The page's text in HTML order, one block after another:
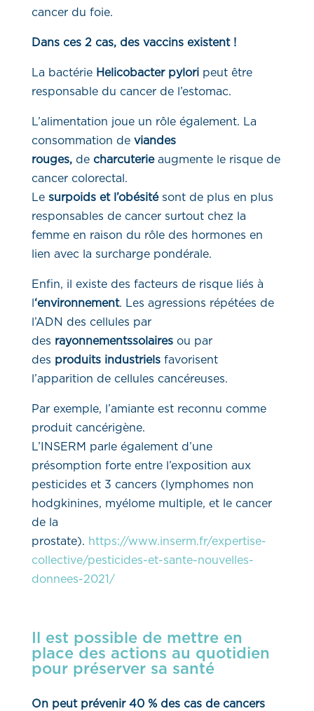
cancer du foie.
Dans ces 2 cas, des vaccins existent !
La bactérie Helicobacter pylori peut être
responsable du cancer de l’estomac.
L’alimentation joue un rôle également. La
consommation de viandes
rouges, de charcuterie augmente le risque de
cancer colorectal.
Le surpoids et l’obésité sont de plus en plus
responsables de cancer surtout chez la
femme en raison du rôle des hormones en
lien avec la surcharge pondérale.
Enfin, il existe des facteurs de risque liés à
‘environnement. Les agressions répétées de
l’ADN des cellules par
des rayonnementssolaires ou par
des produits industriels favorisent
l’apparition de cellules cancéreuses.
Par exemple, l’amiante est reconnu comme
produit cancérigène.
L’INSERM parle également d’une
présomption forte entre l’exposition aux
pesticides et 3 cancers (lymphomes non
hodgkinines, myélome multiple, et le cancer
de la
prostate). https://www.inserm.fr/expertise-
collective/pesticides-et-sante-nouvelles-
donnees-2021/
Il est possible de mettre en
place des actions au quotidien
pour préserver sa santé
On peut prévenir 40 % des cas de cancers